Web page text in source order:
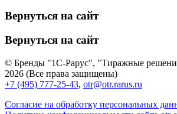
Вернуться на сайт
Вернуться на сайт
© Бренды "1С-Рарус", "Тиражные
2026 (Все права защищены)
+7 (495) 777-25-43, otr@otr.rarus.ru
Согласие на обработку персональных